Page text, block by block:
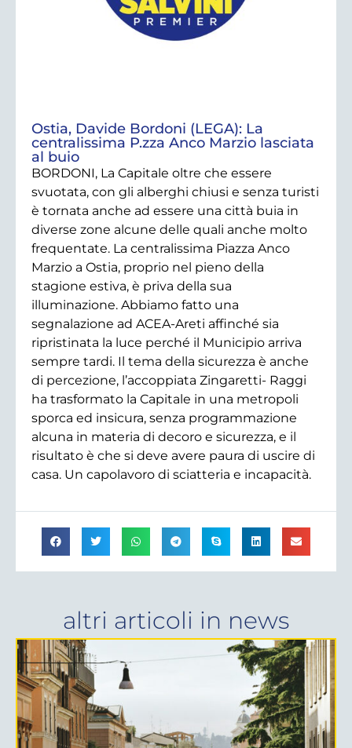
Ostia, Davide Bordoni (LEGA): La
centralissima P.zza Anco Marzio lasciata
al buio
BORDONI, La Capitale oltre che essere
svuotata, con gli alberghi chiusi e senza turisti
è tornata anche ad essere una città buia in
diverse zone alcune delle quali anche molto
frequentate. La centralissima Piazza Anco
Marzio a Ostia, proprio nel pieno della
stagione estiva, è priva della sua
illuminazione. Abbiamo fatto una
segnalazione ad ACEA-Areti affinché sia
ripristinata la luce perché il Municipio arriva
sempre tardi. Il tema della sicurezza è anche
di percezione, l’accoppiata Zingaretti- Raggi
ha trasformato la Capitale in una metropoli
sporca ed insicura, senza programmazione
alcuna in materia di decoro e sicurezza, e il
risultato è che si deve avere paura di uscire di
casa. Un capolavoro di sciatteria e incapacità.
altri articoli in news